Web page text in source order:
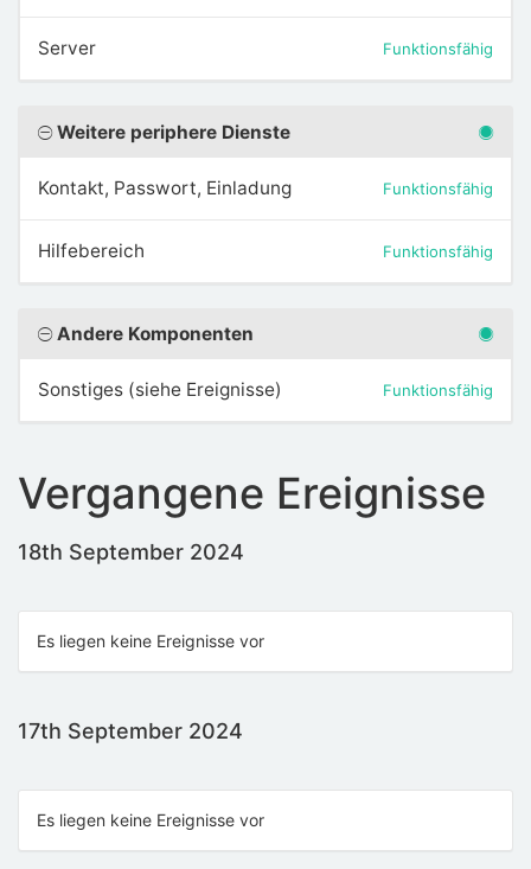
Server Funktionsfähig
Weitere periphere Dienste
Kontakt, Passwort, Einladung Funktionsfähig
Hilfebereich Funktionsfähig
Andere Komponenten
Sonstiges (siehe Ereignisse) Funktionsfähig
Vergangene Ereignisse
18th September 2024
Es liegen keine Ereignisse vor
17th September 2024
Es liegen keine Ereignisse vor